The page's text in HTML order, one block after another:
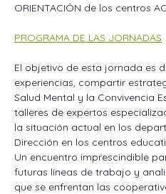
ORIENTACIÓN de los centros
PROGRAMA DE LAS JORNADAS
El objetivo de esta jornada es
experiencias, compartir
Salud Mental y la Convivencia
talleres de expertos
la situación actual en los
Dirección en los centros
Un encuentro imprescindible
futuras líneas de trabajo y
que se enfrentan las